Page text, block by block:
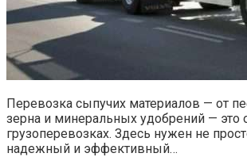
Перевозка сыпучих материалов — от
зерна и минеральных удобрений — это
грузоперевозках. Здесь нужен не
надежный и эффективный…